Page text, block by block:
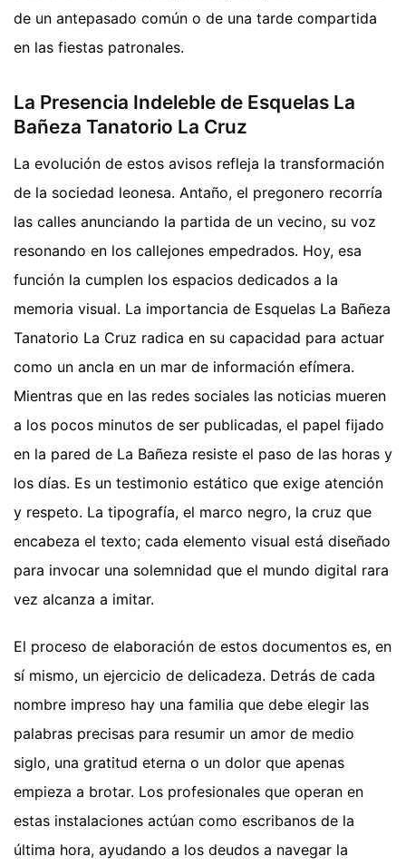
de un antepasado común o de una tarde compartida
en las fiestas patronales.
La Presencia Indeleble de Esquelas La
Bañeza Tanatorio La Cruz
La evolución de estos avisos refleja la transformación
de la sociedad leonesa. Antaño, el pregonero recorría
las calles anunciando la partida de un vecino, su voz
resonando en los callejones empedrados. Hoy, esa
función la cumplen los espacios dedicados a la
memoria visual. La importancia de Esquelas La Bañeza
Tanatorio La Cruz radica en su capacidad para actuar
como un ancla en un mar de información efímera.
Mientras que en las redes sociales las noticias mueren
a los pocos minutos de ser publicadas, el papel fijado
en la pared de La Bañeza resiste el paso de las horas y
los días. Es un testimonio estático que exige atención
y respeto. La tipografía, el marco negro, la cruz que
encabeza el texto; cada elemento visual está diseñado
para invocar una solemnidad que el mundo digital rara
vez alcanza a imitar.
El proceso de elaboración de estos documentos es, en
sí mismo, un ejercicio de delicadeza. Detrás de cada
nombre impreso hay una familia que debe elegir las
palabras precisas para resumir un amor de medio
siglo, una gratitud eterna o un dolor que apenas
empieza a brotar. Los profesionales que operan en
estas instalaciones actúan como escribanos de la
última hora, ayudando a los deudos a navegar la